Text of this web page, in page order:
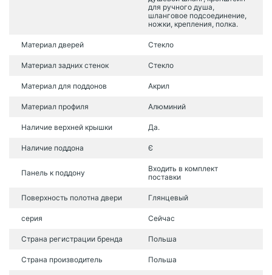
для ручного душа,
шланговое подсоединение,
ножки, крепления, полка.
Материал дверей Стекло
Материал задних стенок Стекло
Материал для поддонов Акрил
Материал профиля Алюминий
Наличие верхней крышки Да.
Наличие поддона Є
Панель к поддону
Входить в комплект
поставки
Поверхность полотна двери Глянцевый
серия Сейчас
Страна регистрации бренда Польша
Страна производитель Польша